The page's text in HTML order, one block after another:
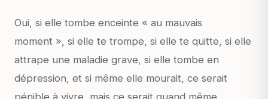
Oui, si elle tombe enceinte « au mauvais
moment », si elle te trompe, si elle te quitte, si elle
attrape une maladie grave, si elle tombe en
dépression, et si même elle mourait, ce serait
pénible à vivre, mais ce serait quand même